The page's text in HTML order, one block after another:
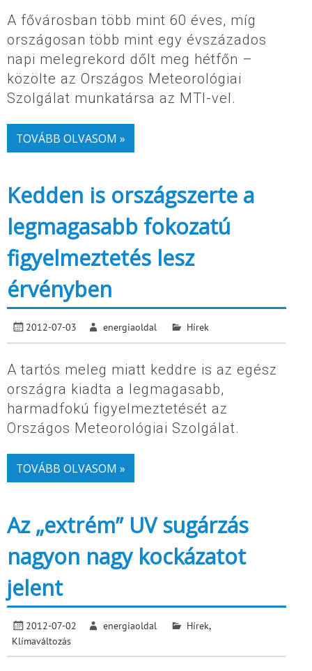
A fővárosban több mint 60 éves, míg
országosan több mint egy évszázados
napi melegrekord dőlt meg hétfőn –
közölte az Országos Meteorológiai
Szolgálat munkatársa az MTI-vel.
TOVÁBB OLVASOM »
Kedden is országszerte a
legmagasabb fokozatú
figyelmeztetés lesz
érvényben
2012-07-03 energiaoldal Hírek
A tartós meleg miatt keddre is az egész
országra kiadta a legmagasabb,
harmadfokú figyelmeztetését az
Országos Meteorológiai Szolgálat.
TOVÁBB OLVASOM »
Az „extrém” UV sugárzás
nagyon nagy kockázatot
jelent
2012-07-02 energiaoldal Hírek,
Klímaváltozás